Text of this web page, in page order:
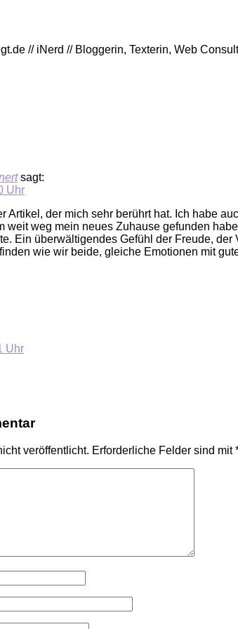
// iNerd // Bloggerin, Texterin, Web
sagt:
Uhr
Artikel, der mich sehr berührt hat. Ich habe
weit weg mein neues Zuhause gefunden
Ein überwältigendes Gefühl der Freude,
wie wir beide, gleiche Emotionen mit
Uhr
veröffentlicht. Erforderliche Felder sind mit